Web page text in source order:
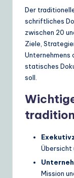
S
o
lu
ti
o
Der
schriftliches
zwischen 20
Ziele,
Unternehmens
statisches
soll.
Übersicht
Mission